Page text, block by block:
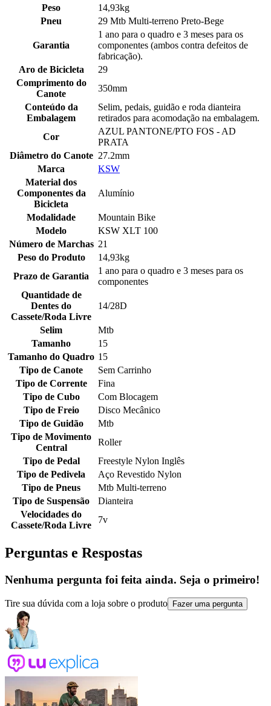
Peso
14,93kg
Pneu
29 Mtb Multi-terreno Preto-Bege
Garantia
1 ano para o quadro e 3 meses para os
componentes (ambos contra defeitos de
fabricação).
Aro de Bicicleta
29
Comprimento do
Canote
350mm
Conteúdo da
Embalagem
Selim, pedais, guidão e roda dianteira
retirados para acomodação na embalagem.
Cor
AZUL PANTONE/PTO FOS - AD
PRATA
Diâmetro do Canote 27.2mm
Marca
KSW
Material dos
Componentes da
Bicicleta
Alumínio
Modalidade
Mountain Bike
Modelo
KSW XLT 100
Número de Marchas 21
Peso do Produto
14,93kg
Prazo de Garantia
1 ano para o quadro e 3 meses para os
componentes
Quantidade de
Dentes do
Cassete/Roda Livre
14/28D
Selim
Mtb
Tamanho
15
Tamanho do Quadro 15
Tipo de Canote
Sem Carrinho
Tipo de Corrente
Fina
Tipo de Cubo
Com Blocagem
Tipo de Freio
Disco Mecânico
Tipo de Guidão
Mtb
Tipo de Movimento
Central
Roller
Tipo de Pedal
Freestyle Nylon Inglês
Tipo de Pedivela
Aço Revestido Nylon
Tipo de Pneus
Mtb Multi-terreno
Tipo de Suspensão
Dianteira
Velocidades do
Cassete/Roda Livre
7v
Perguntas e Respostas
Nenhuma pergunta foi feita ainda. Seja o primeiro!
Tire sua dúvida com a loja sobre o produto Fazer uma pergunta